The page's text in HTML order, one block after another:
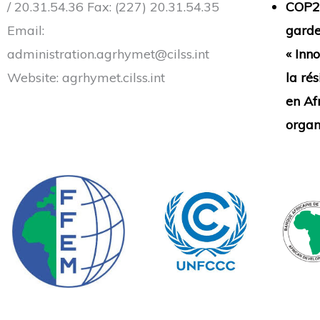
/ 20.31.54.36 Fax: (227) 20.31.54.35
Email:
administration.agrhymet@cilss.int
Website: agrhymet.cilss.int
«
la
en